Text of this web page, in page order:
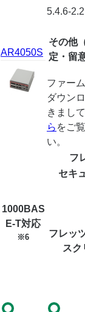
AR4050S
5.4.6-2.2
その他
定・留
ファー
ダウン
きまして
ら をご
い。
1000BAS
E-T対応
※6
フ
セキ
フレッ
スク